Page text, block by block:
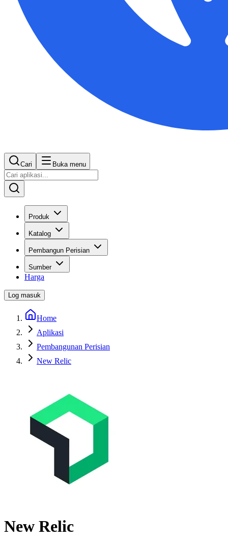
Cari Buka menu
Produk
Katalog
Pembangun Perisian
Sumber
Harga
Log masuk
Home
Aplikasi
Pembangunan Perisian
New Relic
New Relic